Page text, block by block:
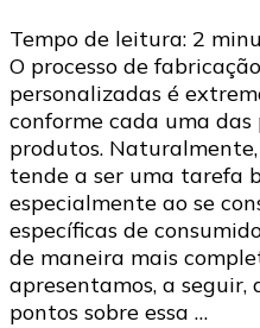
Tempo de leitura: 2
O processo de
personalizadas é
conforme cada uma
produtos.
tende a ser uma tarefa
especialmente ao se
específicas de
de maneira mais
apresentamos, a seguir,
pontos sobre essa …